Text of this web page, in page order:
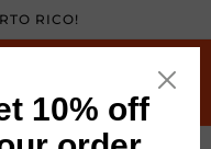
RICO!
Cart